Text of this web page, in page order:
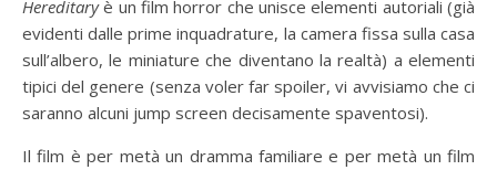
Hereditaryè un film horror che unisce elementi autoriali (già
evidenti dalle prime inquadrature, la camera fissa sulla casa
sull’albero, le miniature che diventano la realtà) a elementi
tipici del genere (senza voler far spoiler, vi avvisiamo che ci
saranno alcuni jump screen decisamente spaventosi).
Il film è per metà un dramma familiare e per metà un film